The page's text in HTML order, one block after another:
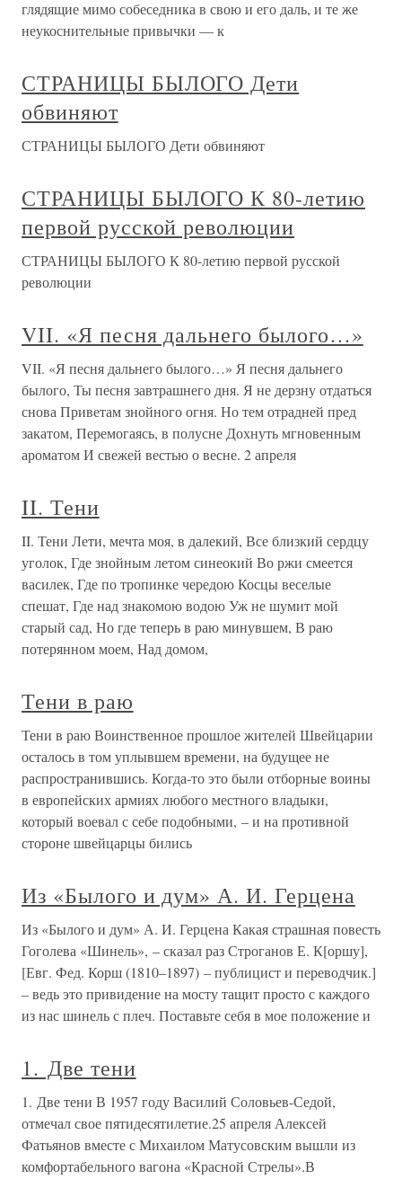
глядящие мимо собеседника в свою и его даль, и те же
неукоснительные привычки — к
СТРАНИЦЫ БЫЛОГО Дети
обвиняют
СТРАНИЦЫ БЫЛОГО Дети обвиняют
СТРАНИЦЫ БЫЛОГО К 80-летию
первой русской революции
СТРАНИЦЫ БЫЛОГО К 80-летию первой русской
революции
VII. «Я песня дальнего былого…»
VII. «Я песня дальнего былого…» Я песня дальнего
былого, Ты песня завтрашнего дня. Я не дерзну отдаться
снова Приветам знойного огня. Но тем отрадней пред
закатом, Перемогаясь, в полусне Дохнуть мгновенным
ароматом И свежей вестью о весне. 2 апреля
II. Тени
II. Тени Лети, мечта моя, в далекий, Все близкий сердцу
уголок, Где знойным летом синеокий Во ржи смеется
василек, Где по тропинке чередою Косцы веселые
спешат, Где над знакомою водою Уж не шумит мой
старый сад, Но где теперь в раю минувшем, В раю
потерянном моем, Над домом,
Тени в раю
Тени в раю Воинственное прошлое жителей Швейцарии
осталось в том уплывшем времени, на будущее не
распространившись. Когда-то это были отборные воины
в европейских армиях любого местного владыки,
который воевал с себе подобными, – и на противной
стороне швейцарцы бились
Из «Былого и дум» А. И. Герцена
Из «Былого и дум» А. И. Герцена Какая страшная повесть
Гоголева «Шинель», – сказал раз Строганов Е. К[оршу],
[Евг. Фед. Корш (1810–1897) – публицист и переводчик.]
– ведь это привидение на мосту тащит просто с каждого
из нас шинель с плеч. Поставьте себя в мое положение и
1. Две тени
1. Две тени В 1957 году Василий Соловьев-Седой,
отмечал свое пятидесятилетие.25 апреля Алексей
Фатьянов вместе с Михаилом Матусовским вышли из
комфортабельного вагона «Красной Стрелы».В